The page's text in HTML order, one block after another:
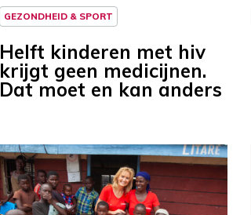
GEZONDHEID & SPORT
Helft kinderen met hiv
krijgt geen medicijnen.
Dat moet en kan anders